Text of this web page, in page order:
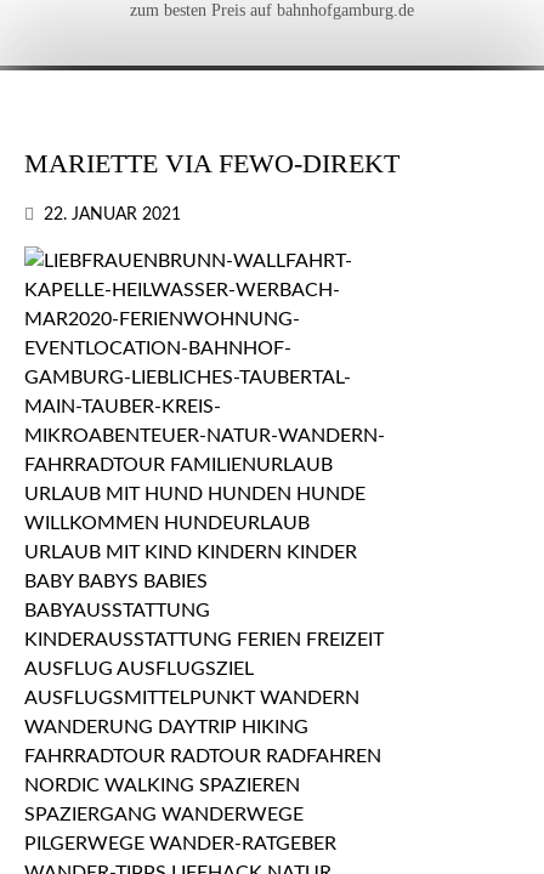
zum besten Preis auf bahnhofgamburg.de
MARIETTE VIA FEWO-DIREKT
22. JANUAR 2021